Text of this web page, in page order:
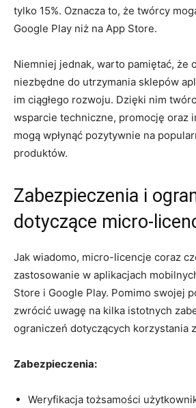
tylko 15%. Oznacza to, że twórcy⁣
Google Play niż na App ‍Store.
Niemniej jednak, warto pamiętać, że
niezbędne do ​utrzymania sklepów
im ‌ciągłego rozwoju. Dzięki nim
wsparcie ​techniczne, promocję ⁣oraz
⁣mogą wpłynąć pozytywnie na
produktów.
Zabezpieczenia i
dotyczące micro-
Jak wiadomo, micro-licencje coraz
zastosowanie w aplikacjach
Store i Google Play. Pomimo swojej
zwrócić uwagę​ na kilka istotnych
ograniczeń dotyczących korzystania
Zabezpieczenia:
Weryfikacja tożsamości